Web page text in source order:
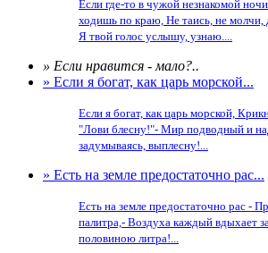
Если где-то в чужой незнакомой
ходишь по краю, Не таись, не молчи,
Я твой голос услышу, узнаю....
» Если нравится - мало?..
» Если я богат, как царь морской...
Если я богат, как царь морской,
"Лови блесну!"- Мир подводный и
задумываясь, выплесну!...
» Есть на земле предостаточно рас...
Есть на земле предостаточно рас -
палитра,- Воздуха каждый вдыхает
половиною литра!...